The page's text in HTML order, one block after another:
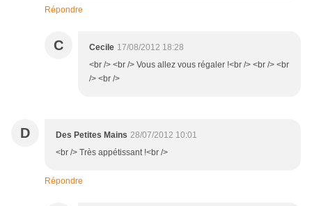
Répondre
C Cecile 17/08/2012 18:28
<br /> <br /> Vous allez vous régaler !<br /> <br /> <br
/> <br />
D Des Petites Mains 28/07/2012 10:01
<br /> Très appétissant !<br />
Répondre